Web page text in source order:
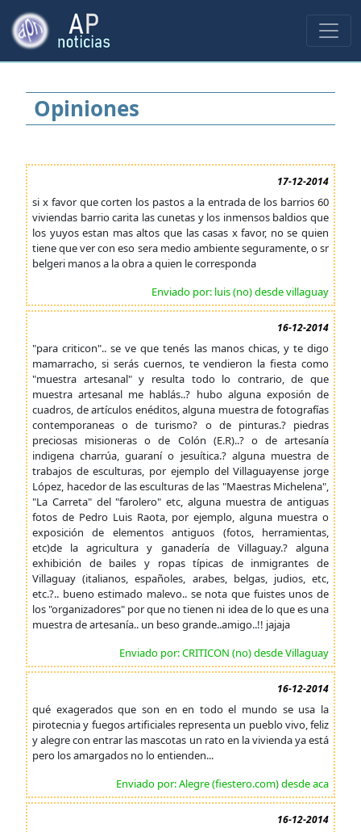
Opiniones
17-12-2014
si x favor que corten los pastos a la entrada de los barrios 60
viviendas barrio carita las cunetas y los inmensos baldios que
los yuyos estan mas altos que las casas x favor, no se quien
tiene que ver con eso sera medio ambiente seguramente, o sr
belgeri manos a la obra a quien le corresponda
Enviado por: luis (no) desde villaguay
16-12-2014
"para criticon".. se ve que tenés las manos chicas, y te digo
mamarracho, si serás cuernos, te vendieron la fiesta como
"muestra artesanal" y resulta todo lo contrario, de que
muestra artesanal me hablás..? hubo alguna exposión de
cuadros, de artículos enéditos, alguna muestra de fotografías
contemporaneas o de turismo? o de pinturas.? piedras
preciosas misioneras o de Colón (E.R)..? o de artesanía
indigena charrúa, guaraní o jesuítica.? alguna muestra de
trabajos de esculturas, por ejemplo del Villaguayense jorge
López, hacedor de las esculturas de las "Maestras Michelena",
"La Carreta" del "farolero" etc, alguna muestra de antiguas
fotos de Pedro Luis Raota, por ejemplo, alguna muestra o
exposición de elementos antiguos (fotos, herramientas,
etc)de la agricultura y ganadería de Villaguay.? alguna
exhibición de bailes y ropas típicas de inmigrantes de
Villaguay (italianos, españoles, arabes, belgas, judios, etc,
etc.?.. bueno estimado malevo.. se nota que fuistes unos de
los "organizadores" por que no tienen ni idea de lo que es una
muestra de artesanía.. un beso grande..amigo..!! jajaja
Enviado por: CRITICON (no) desde Villaguay
16-12-2014
qué exagerados que son en en todo el mundo se usa la
pirotecnia y fuegos artificiales representa un pueblo vivo, feliz
y alegre con entrar las mascotas un rato en la vivienda ya está
pero los amargados no lo entienden...
Enviado por: Alegre (fiestero.com) desde aca
16-12-2014